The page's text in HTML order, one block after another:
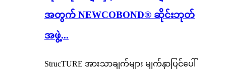
အတွက် NEWCOBOND® ဆိုင်းဘုတ်
အဖွဲ့...
StrucTURE အားသာချက်များ မျက်နှာပြင်ပေါ်